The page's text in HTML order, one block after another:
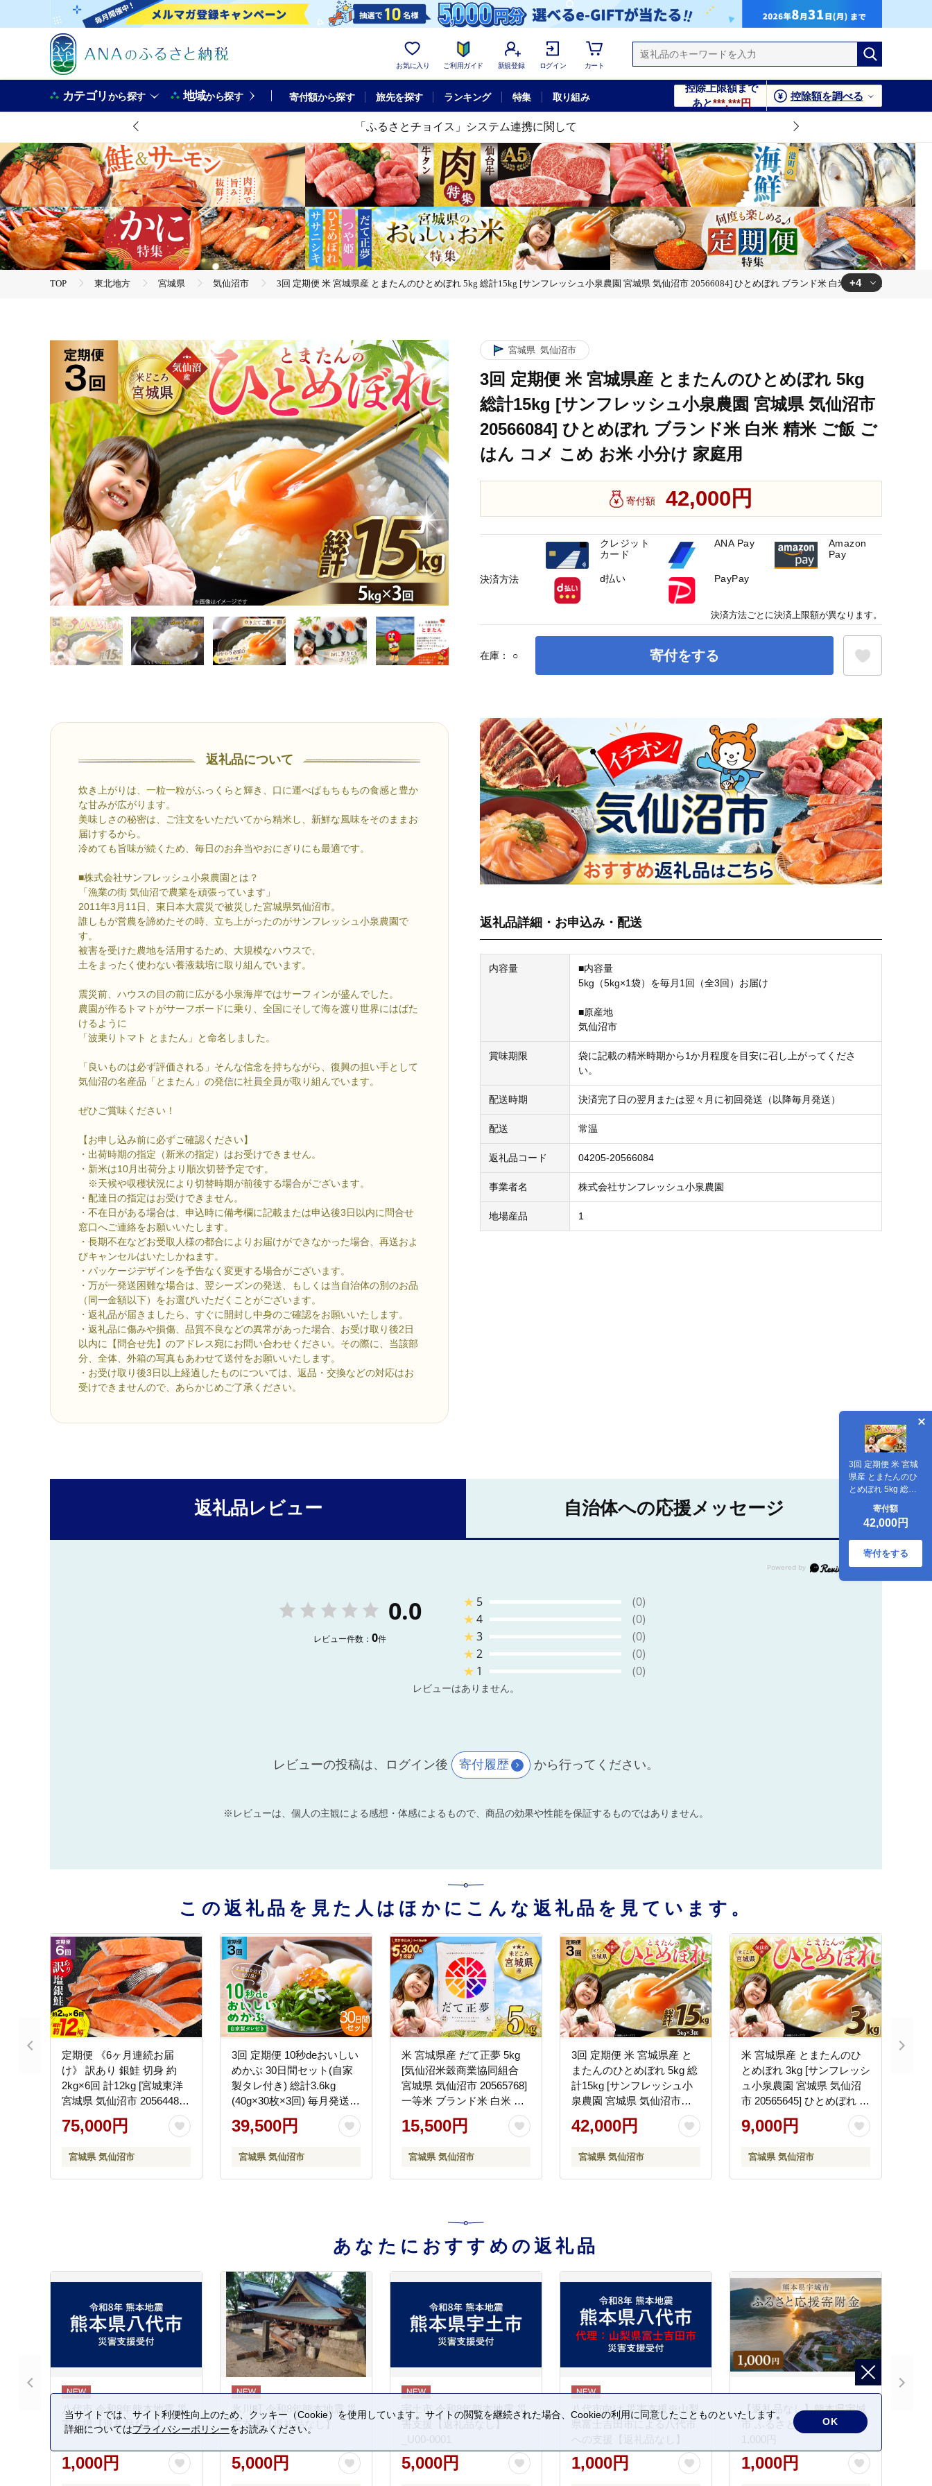
お気に入り ご利用ガイド 新規登録 ログイン カート
カテゴリから探す 地域から探す 寄付額から探す 旅先を探す ランキング 特集 取り組み
控除上限額まで
あと***,***円
控除額を調べる
「ふるさとチョイス」システム連携に関して
TOP 東北地方 宮城県 気仙沼市
3回 定期便 米 宮城県産 とまたんのひとめぼれ 5kg 総計15kg [サンフレッシュ小泉農園 宮城県 気仙沼市 20566084] ひとめぼれ ブランド米 白米 精米 ご飯 ごはん コ
TOP
定期便
3回 定期便 米 宮城県産 とまたんのひとめぼれ 5kg 総計15kg [サンフレッシュ小泉農園 宮城県 気仙沼市 20566084] ひとめぼれ ブランド米 白米 精米 ご飯 ごはん コメ こめ お米 小分け 家庭用
TOP
定期便
米(定期便)
3回 定期便 米 宮城県産 とまたんのひとめぼれ 5kg 総計15kg [サンフレッシュ小泉農園 宮城県 気仙沼市 20566084] ひとめぼれ ブランド米 白米 精米 ご飯 ごはん コメ こめ お米 小分け 家庭用
+4
返礼品について
炊き上がりは、一粒一粒がふっくらと輝き、口に運べばもちもちの食感と豊か
な甘みが広がります。
美味しさの秘密は、ご注文をいただいてから精米し、新鮮な風味をそのままお
届けするから。
冷めても旨味が続くため、毎日のお弁当やおにぎりにも最適です。
■株式会社サンフレッシュ小泉農園とは？
「漁業の街 気仙沼で農業を頑張っています」
2011年3月11日、東日本大震災で被災した宮城県気仙沼市。
誰しもが営農を諦めたその時、立ち上がったのがサンフレッシュ小泉農園で
す。
被害を受けた農地を活用するため、大規模なハウスで、
土をまったく使わない養液栽培に取り組んでいます。
震災前、ハウスの目の前に広がる小泉海岸ではサーフィンが盛んでした。
農園が作るトマトがサーフボードに乗り、全国にそして海を渡り世界にはばた
けるように
「波乗りトマト とまたん」と命名しました。
「良いものは必ず評価される」そんな信念を持ちながら、復興の担い手として
気仙沼の名産品「とまたん」の発信に社員全員が取り組んでいます。
ぜひご賞味ください！
【お申し込み前に必ずご確認ください】
・出荷時期の指定（新米の指定）はお受けできません。
・新米は10月出荷分より順次切替予定です。
※天候や収穫状況により切替時期が前後する場合がございます。
・配達日の指定はお受けできません。
・不在日がある場合は、申込時に備考欄に記載または申込後3日以内に問合せ
窓口へご連絡をお願いいたします。
・長期不在などお受取人様の都合によりお届けができなかった場合、再送およ
びキャンセルはいたしかねます。
・パッケージデザインを予告なく変更する場合がございます。
・万が一発送困難な場合は、翌シーズンの発送、もしくは当自治体の別のお品
（同一金額以下）をお選びいただくことがございます。
・返礼品が届きましたら、すぐに開封し中身のご確認をお願いいたします。
・返礼品に傷みや損傷、品質不良などの異常があった場合、お受け取り後2日
以内に【問合せ先】のアドレス宛にお問い合わせください。その際に、当該部
分、全体、外箱の写真もあわせて送付をお願いいたします。
・お受け取り後3日以上経過したものについては、返品・交換などの対応はお
受けできませんので、あらかじめご了承ください。
宮城県 気仙沼市
3回 定期便 米 宮城県産 とまたんのひとめぼれ 5kg
総計15kg [サンフレッシュ小泉農園 宮城県 気仙沼市
20566084] ひとめぼれ ブランド米 白米 精米 ご飯 ご
はん コメ こめ お米 小分け 家庭用
寄付額 42,000円
在庫： ○ 寄付をする
3回 定期便 米 宮城
県産 とまたんのひ
とめぼれ 5kg 総計
ュ小泉農園 宮城県
気仙沼市
20566084] ひとめ
ぼれ ブランド米 白
米 精米 ご飯 ごはん
寄付額
42,000円
寄付をする
お気に入り登録
返礼品詳細・お申込み・配送
内容量
■内容量
5kg（5kg×1袋）を毎月1回（全3回）お届け
■原産地
気仙沼市
賞味期限
袋に記載の精米時期から1か月程度を目安に召し上がってくださ
い。
配送時期 決済完了日の翌月または翌々月に初回発送（以降毎月発送）
配送 常温
返礼品コード 04205-20566084
事業者名 株式会社サンフレッシュ小泉農園
地場産品 1
決済方法
クレジット
カード
ANA Pay
Amazon
Pay
d払い PayPay
決済方法ごとに決済上限額が異なります。
返礼品レビュー 自治体への応援メッセージ
0.0
レビュー件数： 0件
★ 5
(0)
★4
(0)
★3
(0)
★2
(0)
★ 1 (0)
レビューはありません。
レビューの投稿は、ログイン後 寄付履歴 から行ってください。
※レビューは、個人の主観による感想・体感によるもので、商品の効果や性能を保証するものではありません。
この返礼品を見た人はほかにこんな返礼品を見ています。
定期便 《6ヶ月連続お届
け》 訳あり 銀鮭 切身 約
2kg×6回 計12kg [宮城東洋
宮城県 気仙沼市 20564480]
鮭 海鮮 規格外 不揃い さけ
サケ 鮭切身 シャケ 切り身
弁当 支援 事業者支援
75,000円
宮城県 気仙沼市
3回 定期便 10秒deおいしい
めかぶ 30日間セット(自家
製タレ付き) 総計3.6kg
(40g×30枚×3回) 毎月発送
[丸繁商店 宮城県 気仙沼市
20565502] 海藻 三陸 三陸産
タレ付き 冷蔵
39,500円
宮城県 気仙沼市
米 宮城県産 だて正夢 5kg
[気仙沼米穀商業協同組合
宮城県 気仙沼市 20565768]
一等米 ブランド米 白米 精
米 ご飯 ごはん コメ こめ 小
分け 家庭用
15,500円
宮城県 気仙沼市
3回 定期便 米 宮城県産 と
またんのひとめぼれ 5kg 総
計15kg [サンフレッシュ小
泉農園 宮城県 気仙沼市
20566084] ひとめぼれ ブラ
ンド米 白米 精米 ご飯 ごは
庭用
42,000円
宮城県 気仙沼市
米 宮城県産 とまたんのひ
とめぼれ 3kg [サンフレッシ
ュ小泉農園 宮城県 気仙沼
市 20565645] ひとめぼれ ブ
ランド米 白米 精米 ご飯 ご
はん コメ こめ お米 小分け
9,000円
宮城県 気仙沼市
あなたにおすすめの返礼品
八代市 令和8年熊本地震 災
害支援【返礼品なし】
1,000円
氷川町 令和8年熊本地震 災
害支援【返礼品なし】
5,000円
宇土市 令和8年熊本地震 災
害支援【返礼品なし】
_U00-0001
5,000円
八代市向け 災害支援※山梨
県富士吉田市による八代市
への支援【返礼品なし】
1,000円
【返礼品なし】熊本県宇城
市 ふるさと応援寄附金
1,000円
1,000円
当サイトでは、サイト利便性向上のため、クッキー（Cookie）を使用しています。サイトの閲覧を継続された場合、Cookieの利用に同意したことものといたします。
詳細についてはプライバシーポリシーをお読みください。
OK